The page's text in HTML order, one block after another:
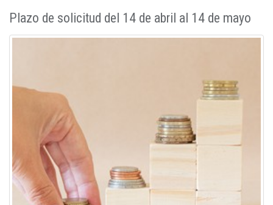
Plazo de solicitud del 14 de abril al 14 de mayo